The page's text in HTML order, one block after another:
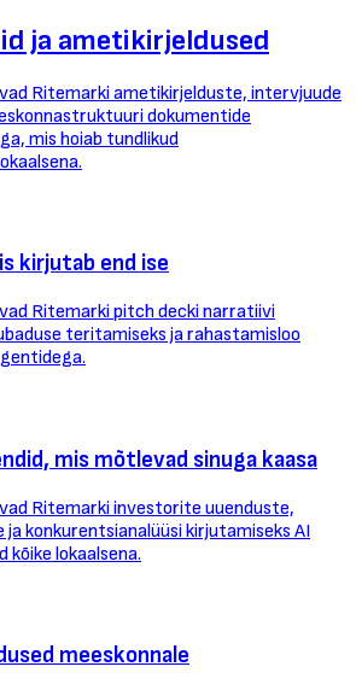
ja ametikirjeldused
Ritemarki ametikirjelduste, intervjuude
dokumentide
mis hoiab tundlikud
kirjutab end ise
Ritemarki pitch decki narratiivi
teritamiseks ja rahastamisloo
mis mõtlevad sinuga kaasa
Ritemarki investorite uuenduste,
konkurentsianalüüsi kirjutamiseks AI
kõike lokaalsena.
meeskonnale